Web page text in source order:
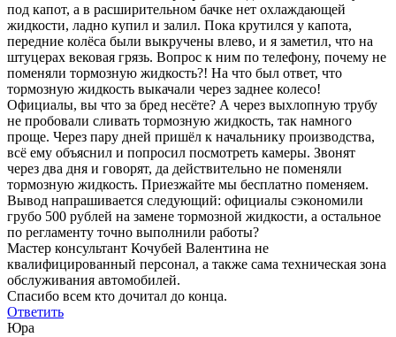
под капот, а в расширительном бачке нет охлаждающей
жидкости, ладно купил и залил. Пока крутился у капота,
передние колёса были выкручены влево, и я заметил, что на
штуцерах вековая грязь. Вопрос к ним по телефону, почему не
поменяли тормозную жидкость?! На что был ответ, что
тормозную жидкость выкачали через заднее колесо!
Официалы, вы что за бред несёте? А через выхлопную трубу
не пробовали сливать тормозную жидкость, так намного
проще. Через пару дней пришёл к начальнику производства,
всё ему объяснил и попросил посмотреть камеры. Звонят
через два дня и говорят, да действительно не поменяли
тормозную жидкость. Приезжайте мы бесплатно поменяем.
Вывод напрашивается следующий: официалы сэкономили
грубо 500 рублей на замене тормозной жидкости, а остальное
по регламенту точно выполнили работы?
Мастер консультант Кочубей Валентина не
квалифицированный персонал, а также сама техническая зона
обслуживания автомобилей.
Спасибо всем кто дочитал до конца.
Ответить
Юра